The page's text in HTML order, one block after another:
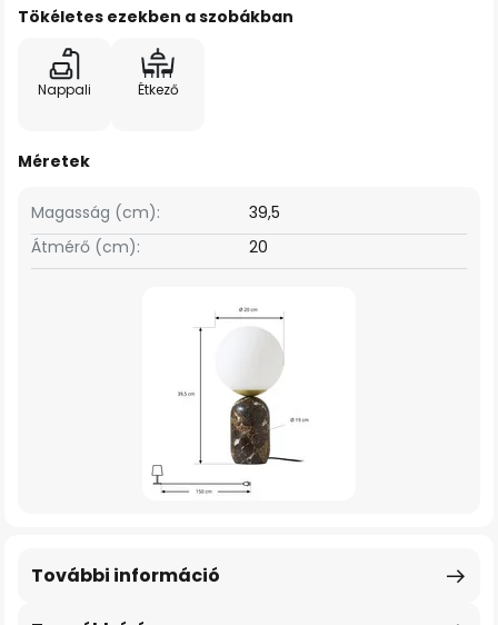
Tökéletes ezekben a szobákban
Nappali Étkező
Méretek
Magasság (cm):
39,5
Átmérő (cm):
20
További információ